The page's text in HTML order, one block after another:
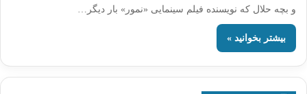
و بچه حلال که نویسنده فیلم سینمایی «نمور» بار دیگر…
بیشتر بخوانید »